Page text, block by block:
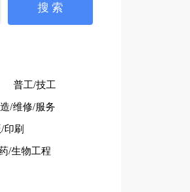
搜 索
普工/技工
/维修/服务
印刷
/生物工程